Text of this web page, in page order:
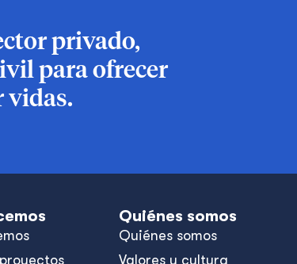
privado,
para ofrecer
vidas.
Quiénes somos
Quiénes somos
Valores y cultura